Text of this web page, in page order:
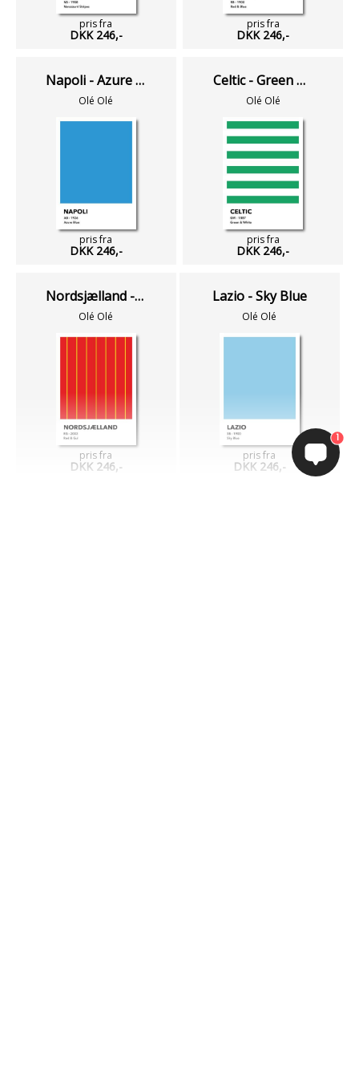
pris fra
DKK 246,-
pris fra
DKK 246,-
Napoli - Azure Blue
Olé Olé
pris fra
DKK 246,-
Celtic - Green & White
Olé Olé
pris fra
DKK 246,-
Nordsjælland - Rød & Gul
Olé Olé
pris fra
DKK 246,-
Lazio - Sky Blue
Olé Olé
pris fra
DKK 246,-
1